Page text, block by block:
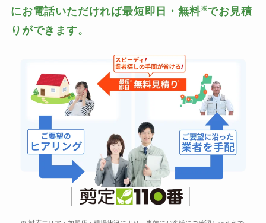
にお電話いただければ最短即日・無料※でお見積
りができます。